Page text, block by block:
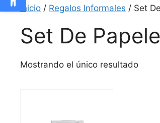
Inicio / Regalos Informales / Set
Set De
Mostrando el único resultado